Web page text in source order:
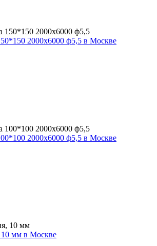
2000х6000 ф5,5 в Москве
2000х6000 ф5,5 в Москве
10 мм в Москве